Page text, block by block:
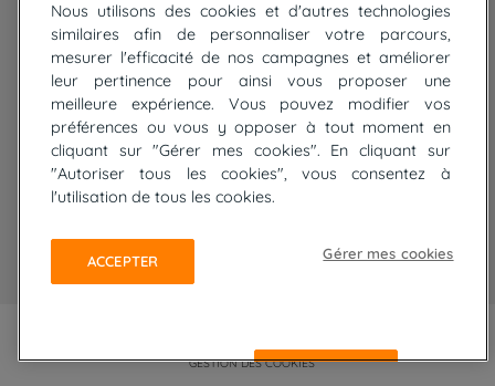
Top
circuits
Tour du lac de Constance à vélo
Cyclades : Amorgos et Naxos
Randonnée aux Bardenas Reales
De Collioure à Cadaquès à pied
Découverte des trésors de Madère
Rando Réunion en douceur
Trek sur Tenerife
GESTION DES COOKIES
Nous utilisons des cookies et d'autres technologies
similaires afin de personnaliser votre parcours,
mesurer l'efficacité de nos campagnes et améliorer
leur pertinence pour ainsi vous proposer une
meilleure expérience. Vous pouvez modifier vos
préférences ou vous y opposer à tout moment en
cliquant sur "Gérer mes cookies". En cliquant sur
"Autoriser tous les cookies", vous consentez à
l'utilisation de tous les cookies.
Gérer mes cookies
REFUSER
ACCEPTER